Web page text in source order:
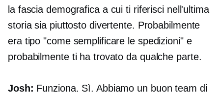
la fascia demografica a cui ti riferisci nell'ultima
storia sia piuttosto divertente. Probabilmente
era tipo "come semplificare le spedizioni" e
probabilmente ti ha trovato da qualche parte.
Josh: Funziona. Sì. Abbiamo un buon team di